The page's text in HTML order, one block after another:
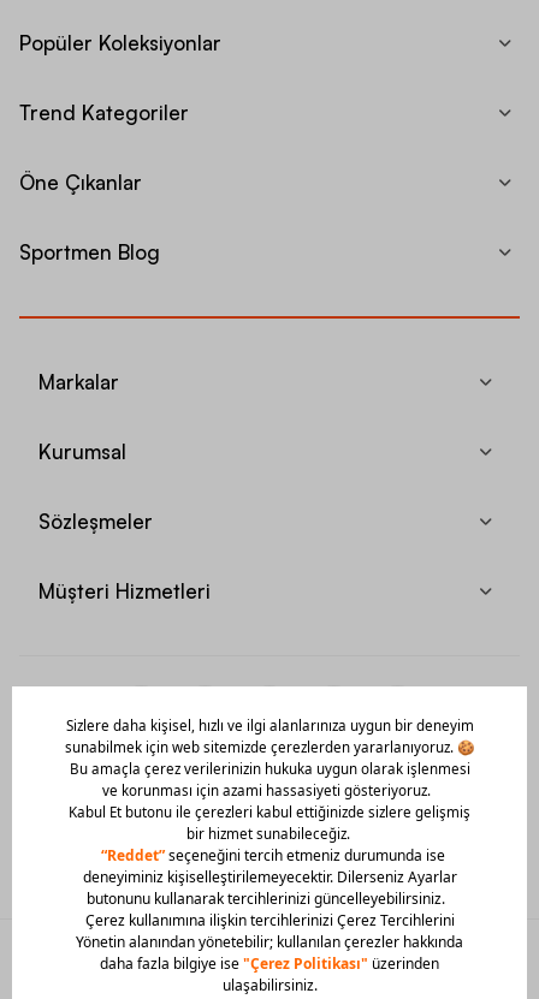
Popüler Koleksiyonlar
Trend Kategoriler
Öne Çıkanlar
Sportmen Blog
Markalar
Kurumsal
Sözleşmeler
Müşteri Hizmetleri
Mobil Uygulamamızı Hemen İndir!